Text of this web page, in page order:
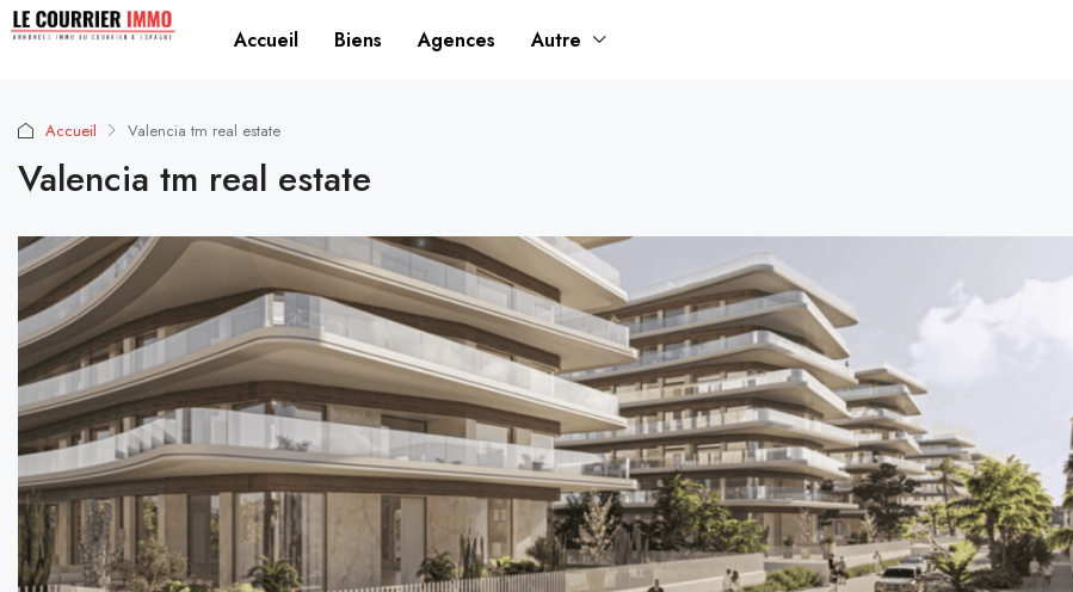
Accueil Biens Agences Autre
Accueil Valencia tm real estate
Valencia tm real estate